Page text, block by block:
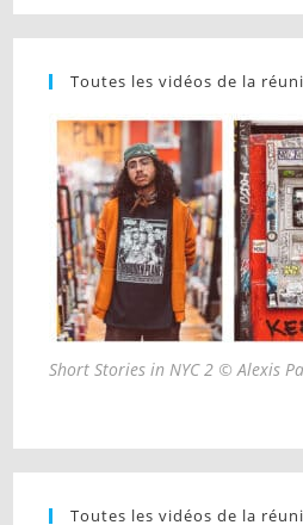
Toutes les vidéos de la
Short Stories in NYC 2 © Alexis
Toutes les vidéos de la